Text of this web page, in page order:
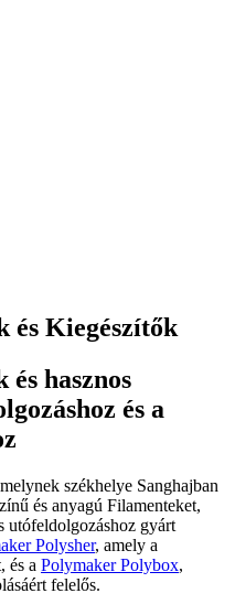
és Kiegészítők
hasznos
és a
székhelye Sanghajban
és anyagú Filamenteket,
utófeldolgozáshoz gyárt
Polysher, amely a
és a Polymaker Polybox,
felelős.